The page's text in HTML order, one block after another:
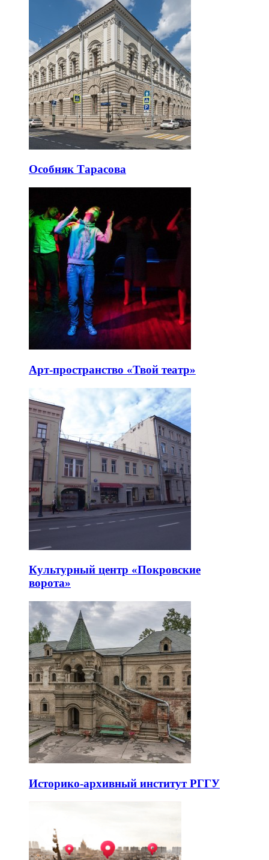
Особняк Тарасова
Арт-пространство «Твой театр»
Культурный центр «Покровские
ворота»
Историко-архивный институт РГГУ